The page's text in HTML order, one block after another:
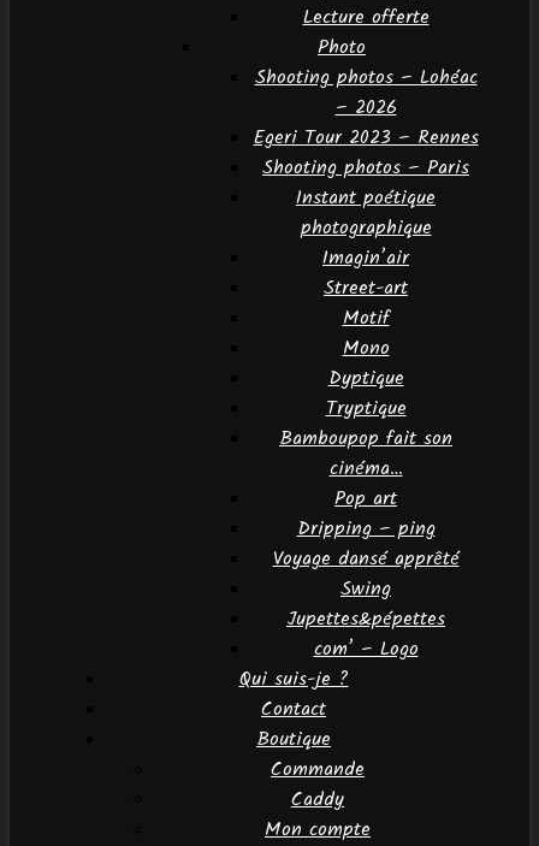
Lecture offerte
Photo
Shooting photos – Lohéac
– 2026
Egeri Tour 2023 – Rennes
Shooting photos – Paris
Instant poétique
photographique
Imagin’air
Street-art
Motif
Mono
Dyptique
Tryptique
Bamboupop fait son
cinéma…
Pop art
Dripping – ping
Voyage dansé apprêté
Swing
Jupettes&pépettes
com’ – Logo
Qui suis-je ?
Contact
Boutique
Commande
Caddy
Mon compte